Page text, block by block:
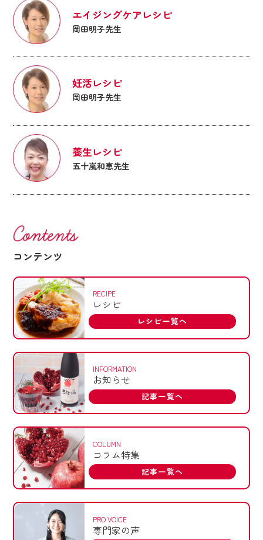
エイジングケアレシピ
岡田明子先生
妊活レシピ
岡田明子先生
養生レシピ
五十嵐和恵先生
コンテンツ
RECIPE
レシピ
レシピ一覧へ
INFORMATION
お知らせ
記事一覧へ
COLUMN
コラム特集
記事一覧へ
PRO VOICE
専門家の声